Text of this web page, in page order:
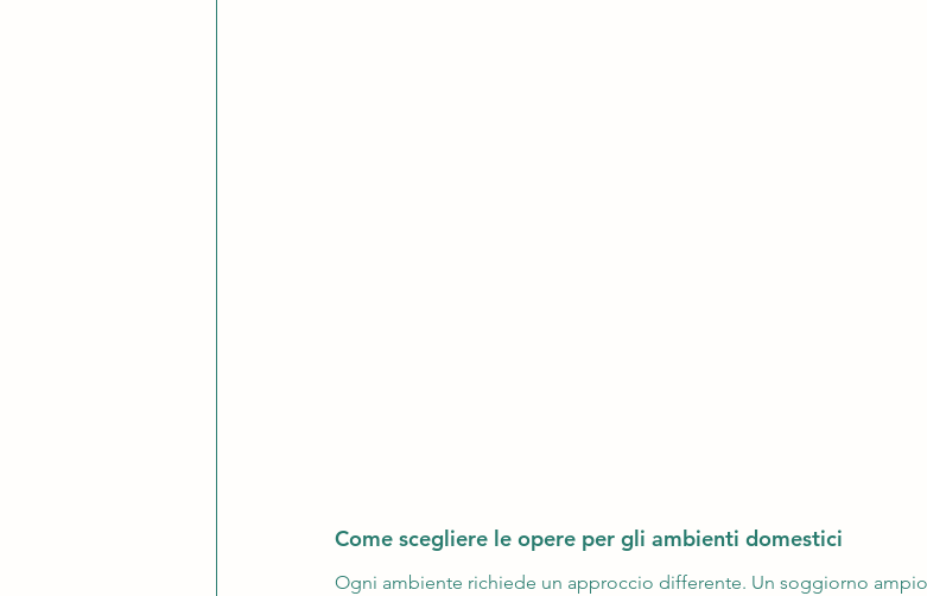
Come scegliere le opere per gli ambienti domestici
Ogni ambiente richiede un approccio differente. Un soggiorno